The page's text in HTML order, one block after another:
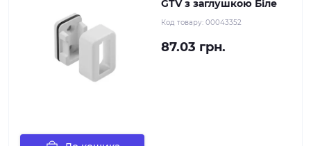
GTV з заглушкою Біле
Код товару: 00043352
87.03 грн.